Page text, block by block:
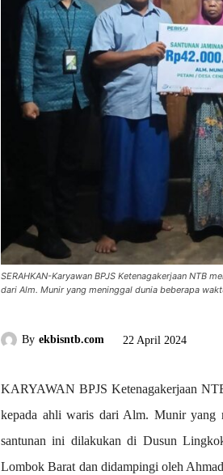
SERAHKAN-Karyawan BPJS Ketenagakerjaan NTB
dari Alm. Munir yang meninggal dunia beberapa
By ekbisntb.com 22 April 2024
KARYAWAN BPJS Ketenagakerjaan
kepada ahli waris dari Alm. Munir yang
santunan ini dilakukan di Dusun
Lombok Barat dan didampingi oleh